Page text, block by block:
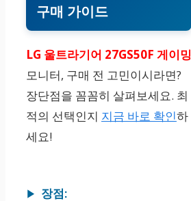
구매 가이드
LG 울트라기어 27GS50F 게이밍
모니터, 구매 전 고민이시라면?
장단점을 꼼꼼히 살펴보세요. 최
적의 선택인지 지금 바로 확인하
세요!
장점: